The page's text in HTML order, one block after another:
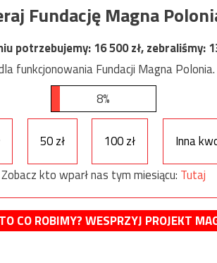
Fundację Magna
potrzebujemy:16 500zł, zebraliśmy:
funkcjonowania Fundacji Magna Polonia.
8%
50 zł 100 zł
Inna
Zobacz kto wparł nas tym miesiącu: Tutaj
CO ROBIMY? WESPRZYJ PROJEKT